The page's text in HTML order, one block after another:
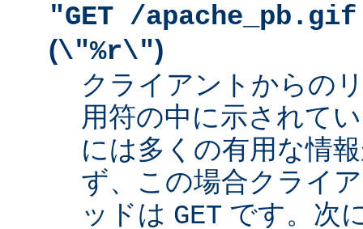
"GET /
(\"%r\")
クライアントからの
用符の中に示されて
には多くの有用な情
ず、この場合クライ
ッドは GET です。次